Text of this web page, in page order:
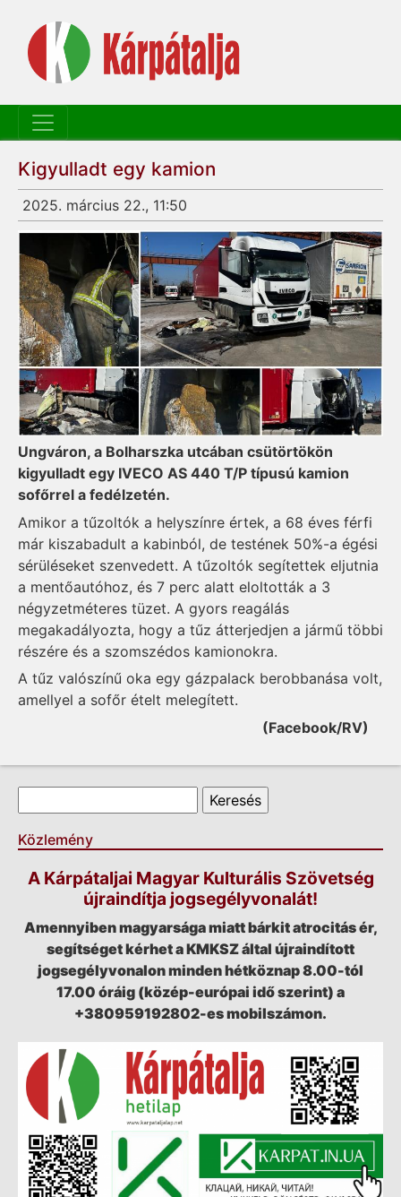
Kigyulladt egy kamion
2025. március 22., 11:50
Ungváron, a Bolharszka utcában csütörtökön
kigyulladt egy IVECO AS 440 T/P típusú kamion
sofőrrel a fedélzetén.
Amikor a tűzoltók a helyszínre értek, a 68 éves férfi
már kiszabadult a kabinból, de testének 50%-a égési
sérüléseket szenvedett. A tűzoltók segítettek eljutnia
a mentőautóhoz, és 7 perc alatt eloltották a 3
négyzetméteres tüzet. A gyors reagálás
megakadályozta, hogy a tűz átterjedjen a jármű többi
részére és a szomszédos kamionokra.
A tűz valószínű oka egy gázpalack berobbanása volt,
amellyel a sofőr ételt melegített.
(Facebook/RV)
Keresés űrlap
Keresés
Közlemény
A Kárpátaljai Magyar Kulturális Szövetség
újraindítja jogsegélyvonalát!
Amennyiben magyarsága miatt bárkit atrocitás ér,
segítséget kérhet a KMKSZ által újraindított
jogsegélyvonalon minden hétköznap 8.00-tól
17.00 óráig (közép-európai idő szerint) a
+380959192802-es mobilszámon.